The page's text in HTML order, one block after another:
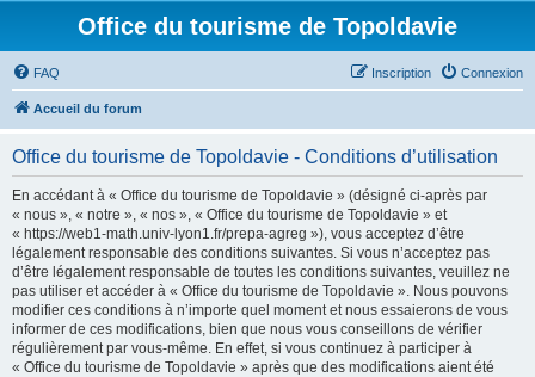
Office du tourisme de Topoldavie
FAQ Connexion
Inscription
Accueil du forum
Office du tourisme de Topoldavie - Conditions d’utilisation
En accédant à « Office du tourisme de Topoldavie » (désigné ci-après par
« nous », « notre », « nos », « Office du tourisme de Topoldavie » et
« https://web1-math.univ-lyon1.fr/prepa-agreg »), vous acceptez d’être
légalement responsable des conditions suivantes. Si vous n’acceptez pas
d’être légalement responsable de toutes les conditions suivantes, veuillez ne
pas utiliser et accéder à « Office du tourisme de Topoldavie ». Nous pouvons
modifier ces conditions à n’importe quel moment et nous essaierons de vous
informer de ces modifications, bien que nous vous conseillons de vérifier
régulièrement par vous-même. En effet, si vous continuez à participer à
« Office du tourisme de Topoldavie » après que des modifications aient été